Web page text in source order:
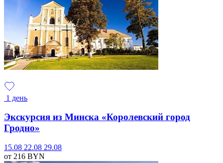
1 день
Экскурсия из Минска «Королевский город
Гродно»
15.08 22.08 29.08
от 216 BYN